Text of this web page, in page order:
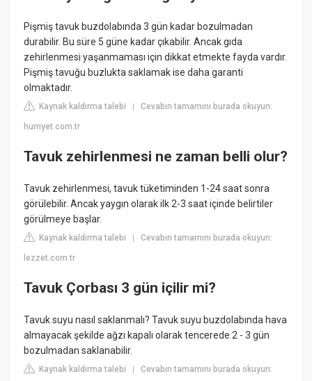
Pişmiş tavuk buzdolabında 3 gün kadar bozulmadan
durabilir. Bu süre 5 güne kadar çıkabilir. Ancak gıda
zehirlenmesi yaşanmaması için dikkat etmekte fayda vardır.
Pişmiş tavuğu buzlukta saklamak ise daha garanti
olmaktadır.
Kaynak kaldırma talebi |Cevabın tamamını burada okuyun:
hurriyet.com.tr
Tavuk zehirlenmesi ne zaman belli olur?
Tavuk zehirlenmesi, tavuk tüketiminden 1-24 saat sonra
görülebilir. Ancak yaygın olarak ilk 2-3 saat içinde belirtiler
görülmeye başlar.
Kaynak kaldırma talebi |Cevabın tamamını burada okuyun:
lezzet.com.tr
Tavuk Çorbası 3 gün içilir mi?
Tavuk suyu nasıl saklanmalı? Tavuk suyu buzdolabında hava
almayacak şekilde ağzı kapalı olarak tencerede 2 - 3 gün
bozulmadan saklanabilir.
Kaynak kaldırma talebi |Cevabın tamamını burada okuyun: